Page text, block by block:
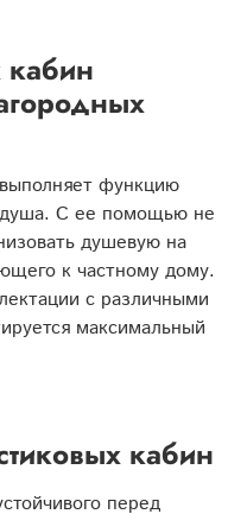
функцию
душа. С ее помощью не
душевую на
к частному дому.
с различными
максимальный
кабин
перед